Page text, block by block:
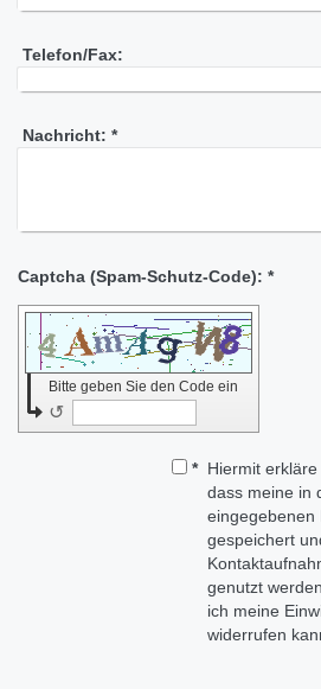
Telefon/Fax:
Nachricht: *
Captcha (Spam-Schutz-Code): *
Bitte geben Sie den Code ein
↺
* Hiermit
dass meine in
eingegebenen
gespeichert
genutzt
ich meine
widerrufen